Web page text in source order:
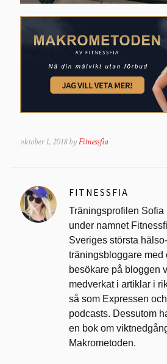
oktober 1, 2018 byFitnessfia
FITNESSFIA
Träningsprofilen Sofia
under namnet
Sveriges största
träningsbloggare med
besökare på bloggen
medverkat i artiklar i
så som Expressen
podcasts. Dessutom
en bok om
Makrometoden.